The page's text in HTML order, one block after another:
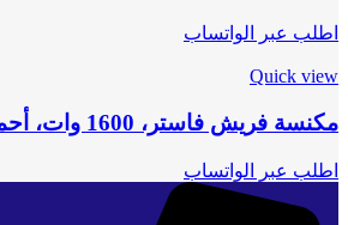
اطلب عبر الواتساب
Quick view
مكنسة فريش فاستر، 1600 وات، أحمر
اطلب عبر الواتساب